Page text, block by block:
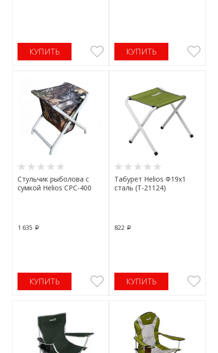
КУПИТЬ КУПИТЬ
Стульчик рыболова с
сумкой Helios CPС-400
1 635 p
КУПИТЬ
Табурет Helios Ф19х1
сталь (Т-21124)
822 p
КУПИТЬ